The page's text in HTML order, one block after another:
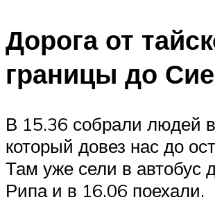
Дорога от
границы до
В 15.36 собрали людей
который довез нас до
Там уже сели в автобус
Рипа и в 16.06 поехали.